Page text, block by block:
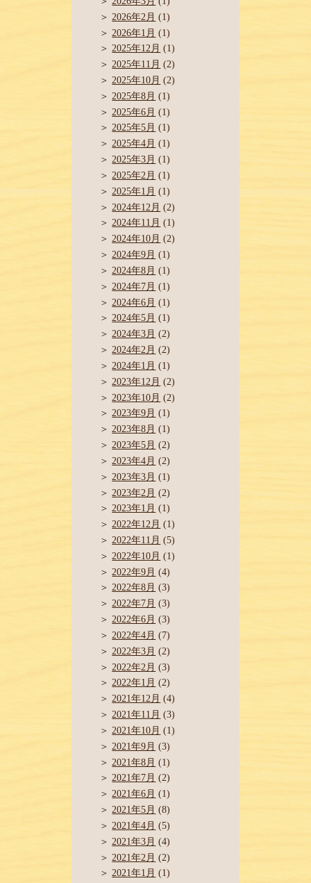
2026年2月 (1)
2026年1月 (1)
2025年12月 (1)
2025年11月 (2)
2025年10月 (2)
2025年8月 (1)
2025年6月 (1)
2025年5月 (1)
2025年4月 (1)
2025年3月 (1)
2025年2月 (1)
2025年1月 (1)
2024年12月 (2)
2024年11月 (1)
2024年10月 (2)
2024年9月 (1)
2024年8月 (1)
2024年7月 (1)
2024年6月 (1)
2024年5月 (1)
2024年3月 (2)
2024年2月 (2)
2024年1月 (1)
2023年12月 (2)
2023年10月 (2)
2023年9月 (1)
2023年8月 (1)
2023年5月 (2)
2023年4月 (2)
2023年3月 (1)
2023年2月 (2)
2023年1月 (1)
2022年12月 (1)
2022年11月 (5)
2022年10月 (1)
2022年9月 (4)
2022年8月 (3)
2022年7月 (3)
2022年6月 (3)
2022年4月 (7)
2022年3月 (2)
2022年2月 (3)
2022年1月 (2)
2021年12月 (4)
2021年11月 (3)
2021年10月 (1)
2021年9月 (3)
2021年8月 (1)
2021年7月 (2)
2021年6月 (1)
2021年5月 (8)
2021年4月 (5)
2021年3月 (4)
2021年2月 (2)
2021年1月 (1)